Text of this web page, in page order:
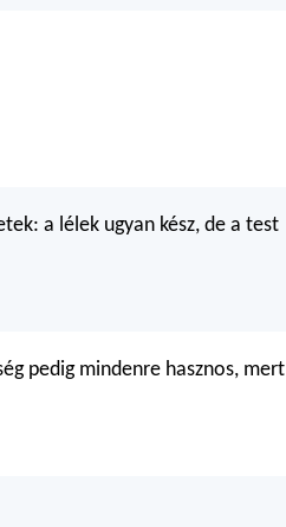
a lélek ugyan kész, de a test
pedig mindenre hasznos, mert